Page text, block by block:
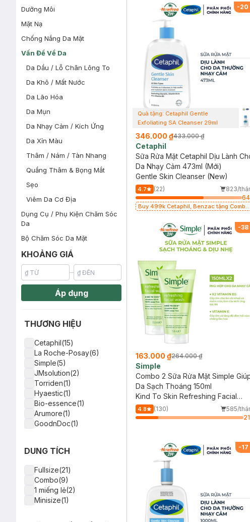
Dưỡng Môi
Mặt Nạ
Chống Nắng Da Mặt
Vấn Đề Về Da
Da Dầu / Lỗ Chân Lông To
Da Khô / Mất Nước
Da Lão Hóa
Da Mụn
Da Nhạy Cảm / Kích Ứng
Da Xỉn Màu
Thâm / Nám / Tàn Nhang
Quầng Thâm & Bọng Mắt
Sẹo
Viêm Da Cơ Địa
Dụng Cụ / Phụ Kiện Chăm Sóc
Da
Bộ Chăm Sóc Da Mặt
KHOẢNG GIÁ
Áp dụng
THƯƠNG HIỆU
Cetaphil(15)
La Roche-Posay(6)
Simple(5)
JMsolution(2)
Torriden(1)
Hyaestic(1)
Bio-essence(1)
Arumore(1)
GoodnDoc(1)
DUNG TÍCH
Fullsize(21)
Combo(9)
1 miếng lẻ(2)
Minisize(1)
-20
Quà tặng: Cetaphil Gentle
Exfoliating SA Cleanser 29ml
346.000 ₫433.000 ₫
Cetaphil
Sữa Rửa Mặt Cetaphil Dịu Lành
Da Nhạy Cảm 473ml (Mới)
Gentle Skin Cleanser (New)
4.7 (22)
823/
64
Buy 499k Cetaphil, Benzac tặng Combo
-38
163.000 ₫264.000 ₫
Simple
Combo 2 Sữa Rửa Mặt Simple
Da Sạch Thoáng 150ml
Kind To Skin Refreshing Facial
Wash Gel
4.8 (130)
585/
21
-17